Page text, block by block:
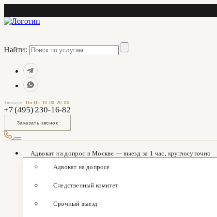
Найти:
Звоните,Пн-Пт 10:00-20:00
+7 (495) 230-16-82
Заказать звонок
Адвокат на допрос в Москве — выезд за 1 час, круглосуточно
Адвокат на допросе
Следственный комитет
Срочный выезд